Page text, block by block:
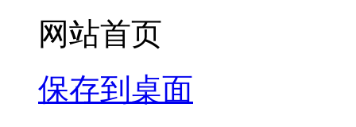
网站首页
保存到桌面